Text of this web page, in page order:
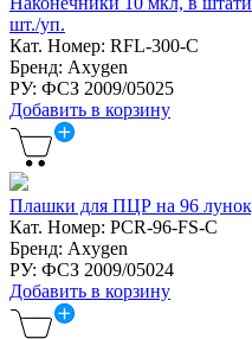
шт./уп.
Кат. Номер: RFL-300-C
Бренд: Axygen
РУ: ФСЗ 2009/05025
Добавить в корзину
Плашки для ПЦР на 96
Кат. Номер: PCR-96-FS-C
Бренд: Axygen
РУ: ФСЗ 2009/05024
Добавить в корзину